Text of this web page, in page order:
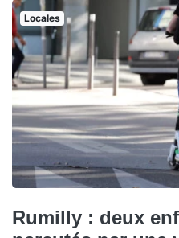
Locales
Rumilly : deux